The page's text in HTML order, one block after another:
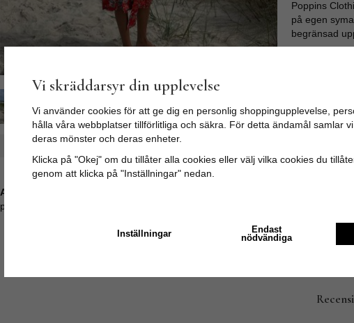
Poppins
på egen
begränsad
Upptäck en
Kimono
bomull.
som en
Material:
Storlek:
Bredd arm:
Artikelnummer:
popS23_220_4
Vi skräddarsyr din upplevelse
Vi använder cookies för att ge dig en personlig shoppingupplevelse,
hålla våra webbplatser tillförlitliga och säkra. För detta ändamål samlar
deras mönster och deras enheter.
Klicka på "Okej" om du tillåter alla cookies eller välj vilka cookies du
genom att klicka på "Inställningar" nedan.
Inställningar
Endast
nödvändiga